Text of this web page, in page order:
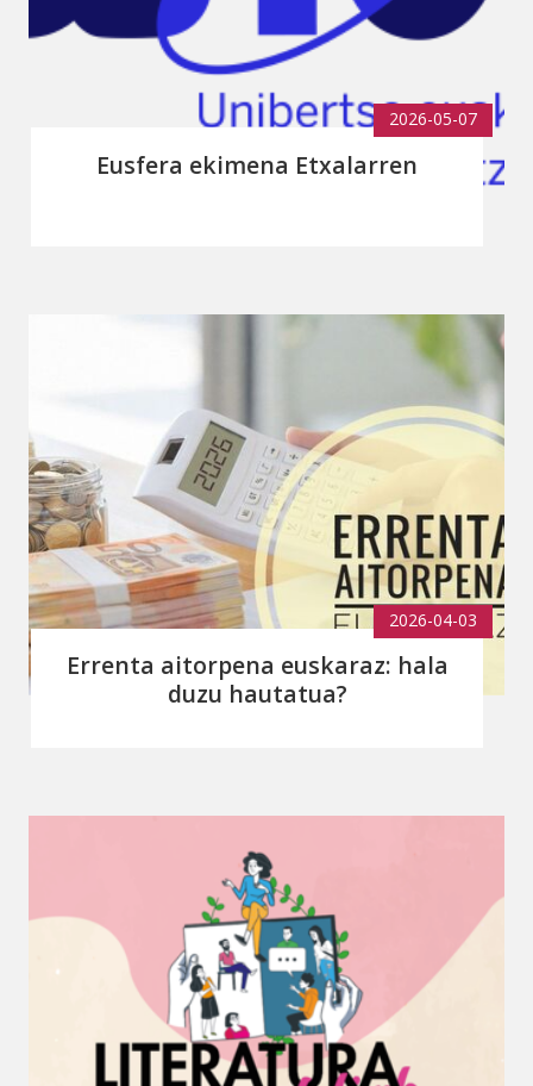
2026-05-07
Eusfera ekimena Etxalarren
2026-04-03
Errenta aitorpena euskaraz: hala
duzu hautatua?